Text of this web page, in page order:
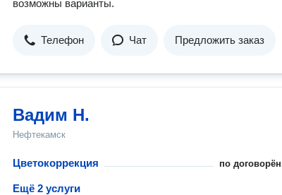
возможны варианты.
Телефон Чат Предложить заказ
Вадим Н.
Нефтекамск
Цветокоррекция по
Ещё 2 услуги